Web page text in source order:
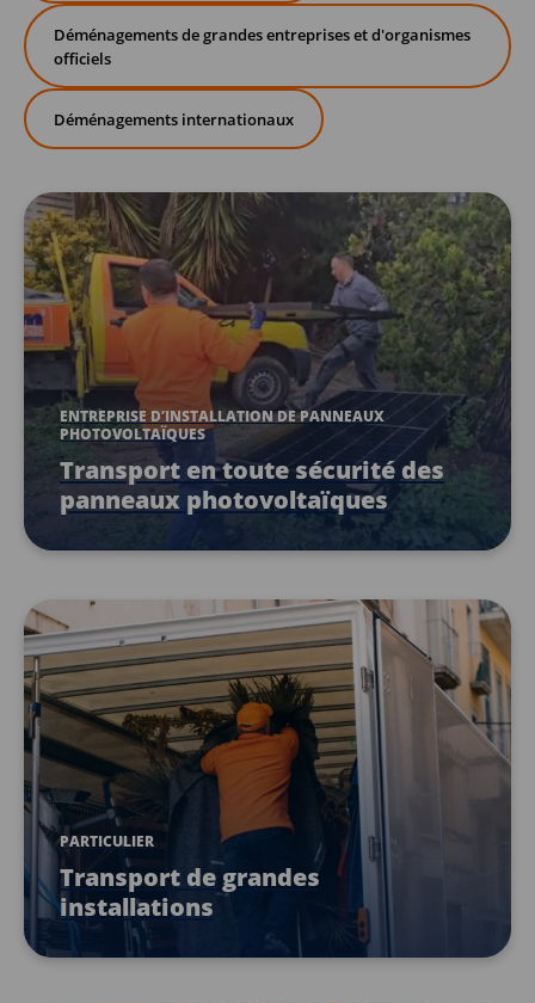
Déménagements de grandes entreprises et d'organismes
officiels
Déménagements internationaux
ENTREPRISE D’INSTALLATION DE PANNEAUX
PHOTOVOLTAÏQUES
Transport en toute sécurité des
panneaux photovoltaïques
PARTICULIER
Transport de grandes
installations